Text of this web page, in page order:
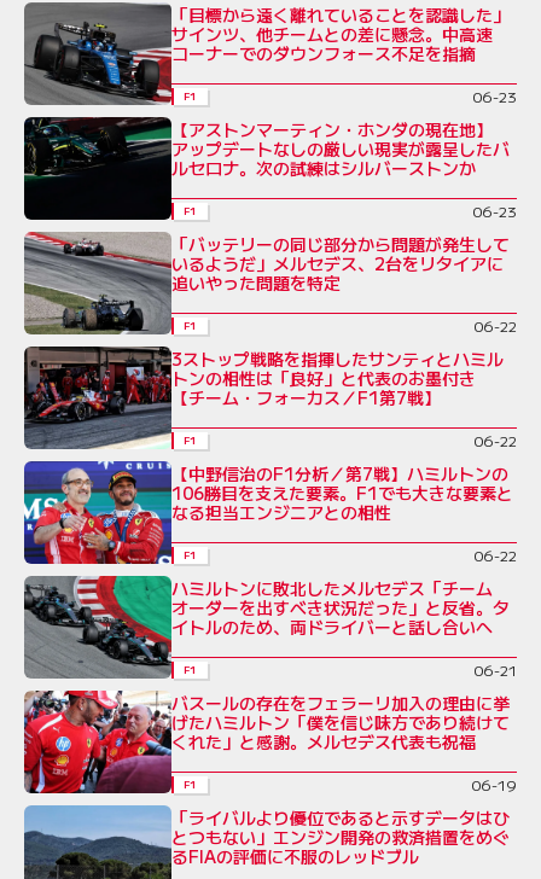
「目標から遠く離れていることを認識した」
サインツ、他チームとの差に懸念。中高速
コーナーでのダウンフォース不足を指摘
F1 06-23
【アストンマーティン・ホンダの現在地】
アップデートなしの厳しい現実が露呈したバ
ルセロナ。次の試練はシルバーストンか
F1 06-23
「バッテリーの同じ部分から問題が発生して
いるようだ」メルセデス、2台をリタイアに
追いやった問題を特定
F1 06-22
3ストップ戦略を指揮したサンティとハミル
トンの相性は「良好」と代表のお墨付き
【チーム・フォーカス／F1第7戦】
F1 06-22
【中野信治のF1分析／第7戦】ハミルトンの
106勝目を支えた要素。F1でも大きな要素と
なる担当エンジニアとの相性
F1 06-22
ハミルトンに敗北したメルセデス「チーム
オーダーを出すべき状況だった」と反省。タ
イトルのため、両ドライバーと話し合いへ
F1 06-21
バスールの存在をフェラーリ加入の理由に挙
げたハミルトン「僕を信じ味方であり続けて
くれた」と感謝。メルセデス代表も祝福
F1 06-19
「ライバルより優位であると示すデータはひ
とつもない」エンジン開発の救済措置をめぐ
るFIAの評価に不服のレッドブル